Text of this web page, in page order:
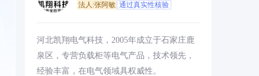
法人:张阿敏 通过真实性核验
河北凯翔电气科技，2005年成立于石家庄鹿
泉区，专营负载柜等电气产品，技术领先，
经验丰富，在电气领域具权威性。